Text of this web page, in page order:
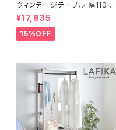
ヴィンテージテーブル 幅110 ダ
イニングテーブル リビングテー
ブル サイドテーブル 新生活 模
様替え
¥17,935
15%OFF